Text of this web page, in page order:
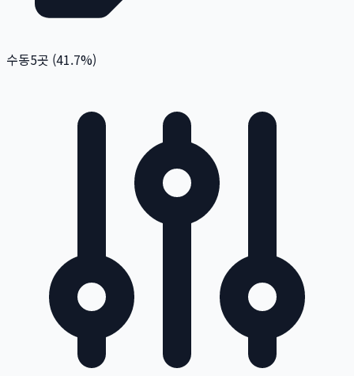
수동5곳 (41.7%)